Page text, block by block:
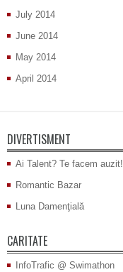
July 2014
June 2014
May 2014
April 2014
DIVERTISMENT
Ai Talent? Te facem auzit!
Romantic Bazar
Luna Damenţială
CARITATE
InfoTrafic @ Swimathon